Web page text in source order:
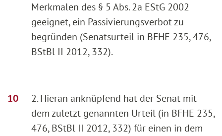
Merkmalen des § 5 Abs. 2a EStG 2002
geeignet, ein Passivierungsverbot zu
begründen (Senatsurteil in BFHE 235, 476,
BStBl II 2012, 332).
2. Hieran anknüpfend hat der Senat mit
dem zuletzt genannten Urteil (in BFHE 235,
476, BStBl II 2012, 332) für einen in dem